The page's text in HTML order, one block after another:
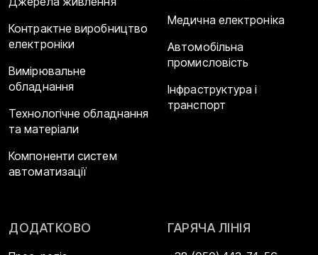
Контрактне виробництво
електроніки
Вимірювальне
обладнання
Технологічне обладнання
та матеріали
Компоненти систем
автоматизації
Медична електроніка
Автомобільна
промисловість
Інфраструктура і
транспорт
ДОДАТКОВО ГАРЯЧА ЛІНІЯ